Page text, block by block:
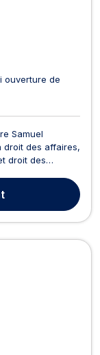
ouverture de
Samuel
droit des affaires,
droit des
du
civi...